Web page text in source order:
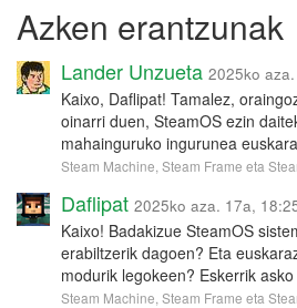
Azken erantzunak
Lander Unzueta 2025ko
Kaixo, Daflipat! Tamalez,
oinarri duen, SteamOS ezin
mahainguruko ingurunea
Steam Machine, Steam Frame eta
Daflipat 2025ko aza. 17a,
Kaixo! Badakizue SteamOS
erabiltzerik dagoen? Eta
modurik legokeen? Eskerrik
Steam Machine, Steam Frame eta